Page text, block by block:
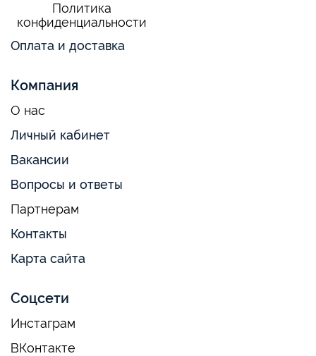
Политика
конфиденциальности
Оплата и доставка
Компания
О нас
Личный кабинет
Вакансии
Вопросы и ответы
Партнерам
Контакты
Карта сайта
Соцсети
Инстаграм
ВКонтакте